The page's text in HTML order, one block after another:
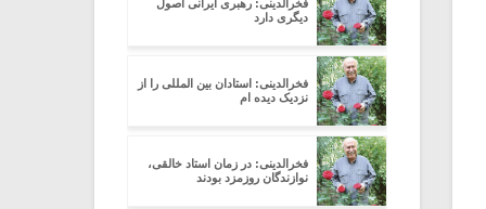
فخرالدینی: رهبری ایرانی اصول
دیگری دارد
فخرالدینی: استادان بین المللی را از
نزدیک دیده ام
فخرالدینی: در زمان استاد خالقی،
نوازندگان روزمزد بودند